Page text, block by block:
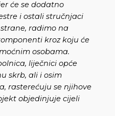
će se dodatno
i ostali stručnjaci
radimo na
kroz koju će
osobama.
liječnici opće
skrb, ali i osim
rasterećuju se njihove
objedinjuje cijeli